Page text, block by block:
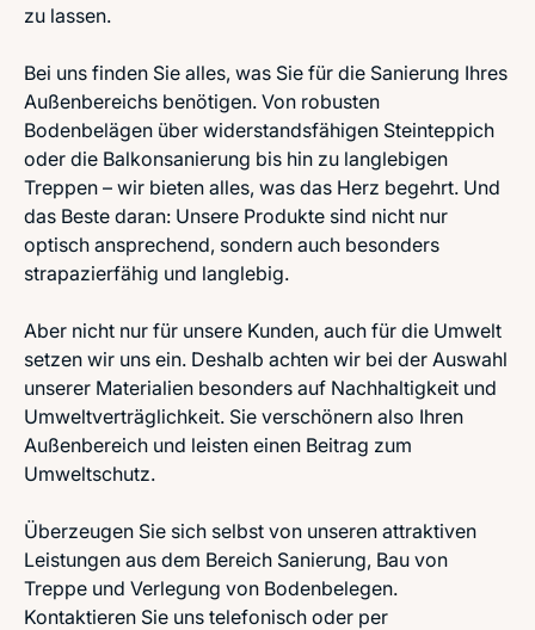
zu lassen.
Bei uns finden Sie alles, was Sie für die Sanierung Ihres
Außenbereichs benötigen. Von robusten
Bodenbelägen über widerstandsfähigen Steinteppich
oder die Balkonsanierung bis hin zu langlebigen
Treppen – wir bieten alles, was das Herz begehrt. Und
das Beste daran: Unsere Produkte sind nicht nur
optisch ansprechend, sondern auch besonders
strapazierfähig und langlebig.
Aber nicht nur für unsere Kunden, auch für die Umwelt
setzen wir uns ein. Deshalb achten wir bei der Auswahl
unserer Materialien besonders auf Nachhaltigkeit und
Umweltverträglichkeit. Sie verschönern also Ihren
Außenbereich und leisten einen Beitrag zum
Umweltschutz.
Überzeugen Sie sich selbst von unseren attraktiven
Leistungen aus dem Bereich Sanierung, Bau von
Treppe und Verlegung von Bodenbelegen.
Kontaktieren Sie uns telefonisch oder per